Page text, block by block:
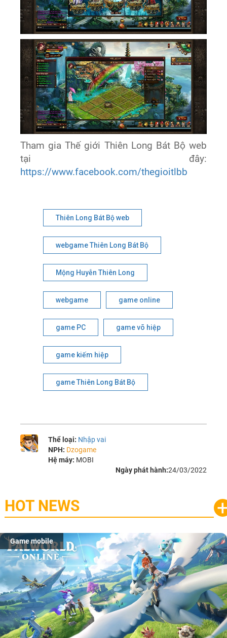
Tham gia Thế giới Thiên Long Bát Bộ web
tại đây:
https://www.facebook.com/thegioitlbb
Thiên Long Bát Bộ web
webgame Thiên Long Bát Bộ
Mộng Huyễn Thiên Long
webgame game online
game PC game võ hiệp
game kiếm hiệp
game Thiên Long Bát Bộ
Thể loại: Nhập vai
NPH: Dzogame
Hệ máy: MOBI
Ngày phát hành:24/03/2022
HOT NEWS
Game mobile